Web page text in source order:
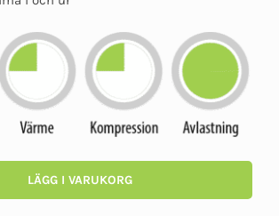
LÄGG I VARUKORG